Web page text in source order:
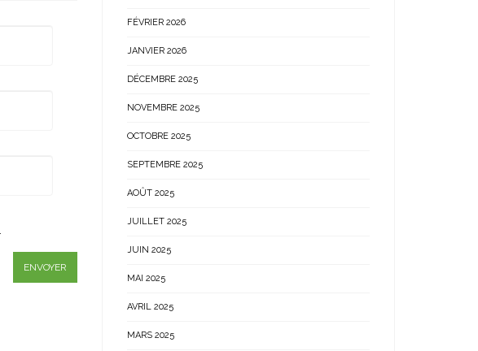
FÉVRIER 2026
JANVIER 2026
DÉCEMBRE 2025
NOVEMBRE 2025
OCTOBRE 2025
SEPTEMBRE 2025
AOÛT 2025
JUILLET 2025
JUIN 2025
MAI 2025
AVRIL 2025
MARS 2025